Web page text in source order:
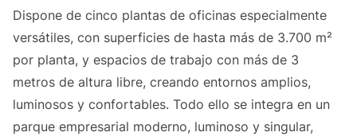
Dispone de cinco plantas de oficinas especialmente
versátiles, con superficies de hasta más de 3.700 m²
por planta, y espacios de trabajo con más de 3
metros de altura libre, creando entornos amplios,
luminosos y confortables. Todo ello se integra en un
parque empresarial moderno, luminoso y singular,